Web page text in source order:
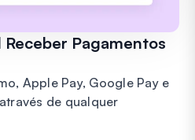
Receber Pagamentos
Apple Pay, Google Pay e
de qualquer